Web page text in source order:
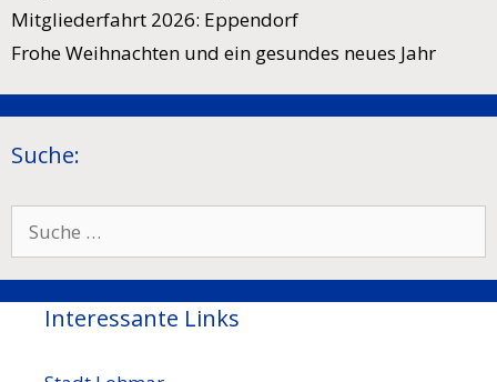
Mitgliederfahrt 2026: Eppendorf
Frohe Weihnachten und ein gesundes neues Jahr
Suche:
nach:
Interessante Links